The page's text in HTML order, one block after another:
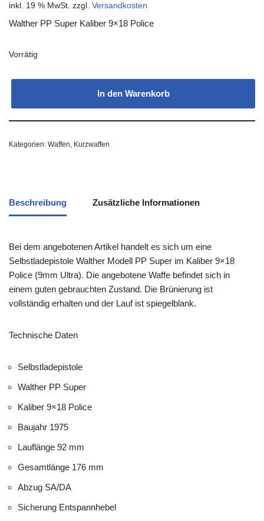
inkl. 19 % MwSt. zzgl. Versandkosten
Walther PP Super Kaliber 9×18 Police
Vorrätig
In den Warenkorb
Kategorien: Waffen Kurzwaffen
Beschreibung Zusätzliche Informationen
Bei dem angebotenen Artikel handelt es sich um eine
Selbstladepistole Walther Modell PP Super im Kaliber 9×18
Police (9mm Ultra). Die angebotene Waffe befindet sich in
einem guten gebrauchten Zustand. Die Brünierung ist
vollständig erhalten und der Lauf ist spiegelblank.
Technische Daten
Selbstladepistole
Walther PP Super
Kaliber 9×18 Police
Baujahr 1975
Lauflänge 92 mm
Gesamtlänge 176 mm
Abzug SA/DA
Sicherung Entspannhebel